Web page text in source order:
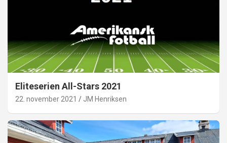
Eliteserien All-Stars 2021
22. november 2021 JM Henriksen